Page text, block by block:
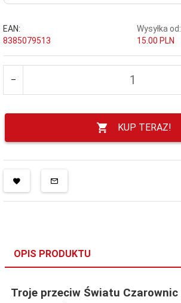
EAN:
8385079513
Wysyłka od:
15.00 PLN
KUP TERAZ!
OPIS PRODUKTU
Troje przeciw Światu Czarownic